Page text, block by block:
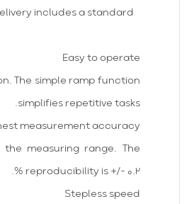
includes a standard
Easy to operate
The simple ramp function
simplifies repetitive tasks.
measurement accuracy
measuring range. The
reproducibility is +/- 0.2 %.
Stepless speed